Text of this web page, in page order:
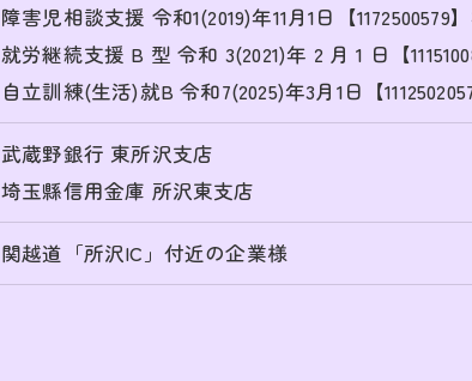
障害児相談支援 令和1(2019)年11月1日【1172500579
就労継続支援 B 型 令和 3(2021)年 2 月 1 日【
自立訓練(生活)就B 令和7(2025)年3月1日【
武蔵野銀行 東所沢支店
埼玉縣信用金庫 所沢東支店
関越道「所沢IC」付近の企業様